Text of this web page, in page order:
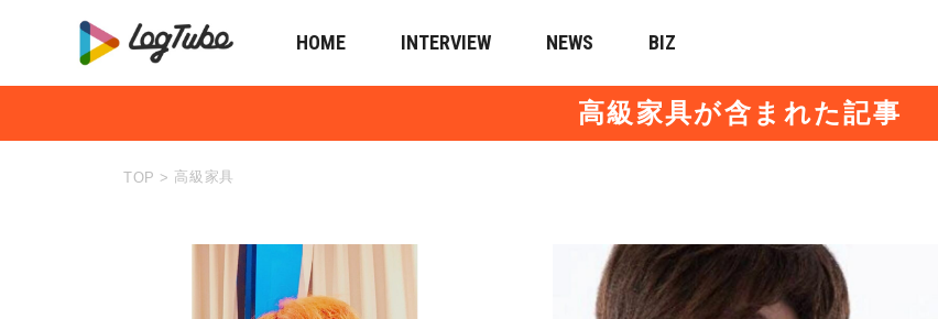
HOME INTERVIEW NEWS BIZ
高級家具が含まれた記事
TOP > 高級家具